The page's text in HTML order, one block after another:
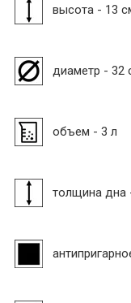
высота - 13
диаметр - 32
объем - 3 л
толщина дна